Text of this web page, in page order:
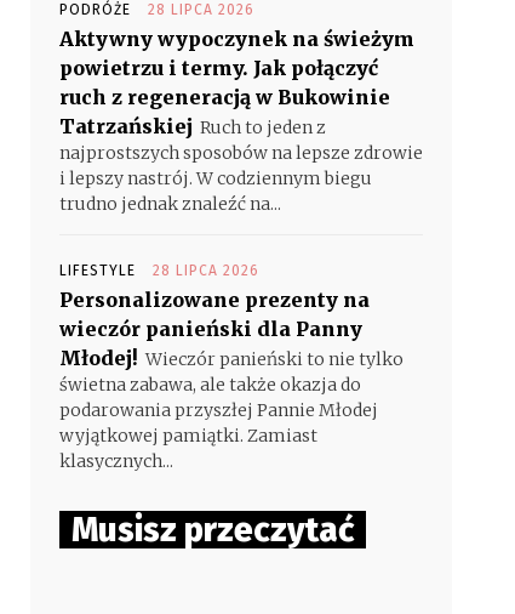
PODRÓŻE 28 LIPCA 2026
Aktywny wypoczynek na świeżym
powietrzu i termy. Jak połączyć
ruch z regeneracją w Bukowinie
Tatrzańskiej Ruch to jeden z
najprostszych sposobów na lepsze zdrowie
i lepszy nastrój. W codziennym biegu
trudno jednak znaleźć na...
LIFESTYLE 28 LIPCA 2026
Personalizowane prezenty na
wieczór panieński dla Panny
Młodej! Wieczór panieński to nie tylko
świetna zabawa, ale także okazja do
podarowania przyszłej Pannie Młodej
wyjątkowej pamiątki. Zamiast
klasycznych...
Musisz przeczytać